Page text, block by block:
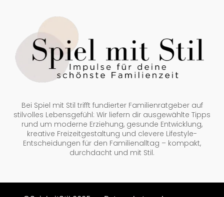
Bei Spiel mit Stil trifft fundierter Familienratgeber auf
stilvolles Lebensgefühl: Wir liefern dir ausgewählte Tipps
rund um moderne Erziehung, gesunde Entwicklung,
kreative Freizeitgestaltung und clevere Lifestyle-
Entscheidungen für den Familienalltag – kompakt,
durchdacht und mit Stil.